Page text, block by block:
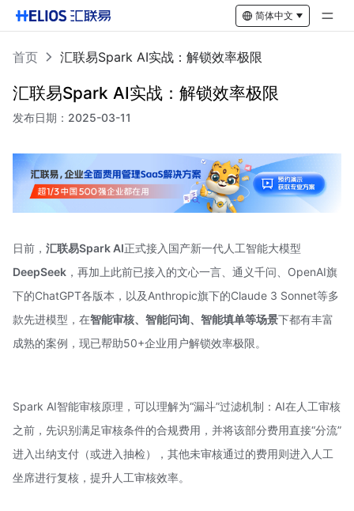
简体中文
首页 汇联易Spark AI实战：解锁效率极限
汇联易Spark AI实战：解锁效率极限
发布日期： 2025-03-11
日前， 汇联易Spark AI正式接入国产新一代人工智能大模型
DeepSeek ，再加上此前已接入的文心一言、通义千问、OpenAI旗
下的ChatGPT各版本，以及Anthropic旗下的Claude 3 Sonnet等多
款先进模型，在智能审核、智能问询、智能填单等场景下都有丰富
成熟的案例，现已帮助50+企业用户解锁效率极限。
Spark AI智能审核原理，可以理解为“漏斗”过滤机制：AI在人工审核
之前，先识别满足审核条件的合规费用，并将该部分费用直接“分流”
进入出纳支付（或进入抽检），其他未审核通过的费用则进入人工
坐席进行复核，提升人工审核效率。